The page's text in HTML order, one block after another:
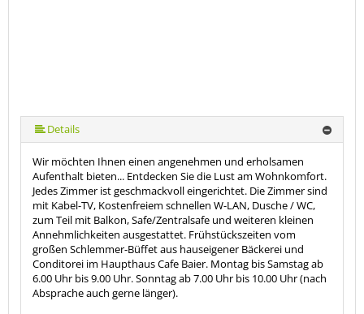
Details
Wir möchten Ihnen einen angenehmen und erholsamen
Aufenthalt bieten... Entdecken Sie die Lust am Wohnkomfort.
Jedes Zimmer ist geschmackvoll eingerichtet. Die Zimmer sind
mit Kabel-TV, Kostenfreiem schnellen W-LAN, Dusche / WC,
zum Teil mit Balkon, Safe/Zentralsafe und weiteren kleinen
Annehmlichkeiten ausgestattet. Frühstückszeiten vom
großen Schlemmer-Büffet aus hauseigener Bäckerei und
Conditorei im Haupthaus Cafe Baier. Montag bis Samstag ab
6.00 Uhr bis 9.00 Uhr. Sonntag ab 7.00 Uhr bis 10.00 Uhr (nach
Absprache auch gerne länger).